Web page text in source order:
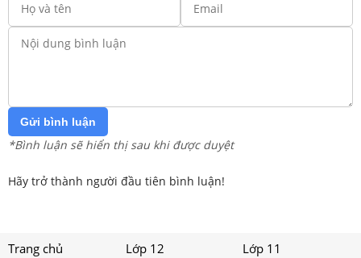
Gửi bình luận
*Bình luận sẽ hiển thị sau khi được duyệt
Hãy trở thành người đầu tiên bình luận!
Trang chủ Lớp 12
Lớp 11